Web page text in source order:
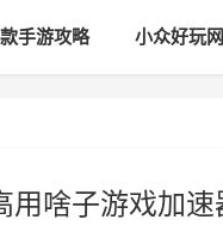
手游攻略 小众好玩
啥子游戏加